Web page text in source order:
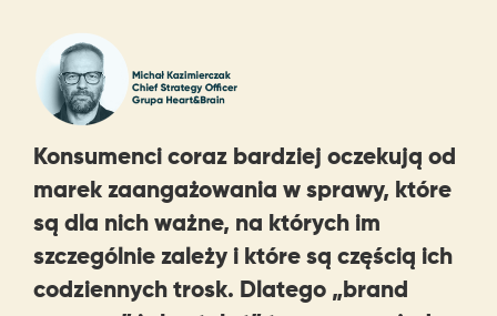
Konsumenci coraz bardziej oczekują od
marek zaangażowania w sprawy, które
są dla nich ważne, na których im
szczególnie zależy i które są częścią ich
codziennych trosk. Dlatego „brand